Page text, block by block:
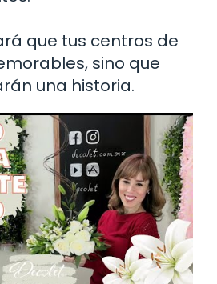
que tus centros de
sino que
una historia.